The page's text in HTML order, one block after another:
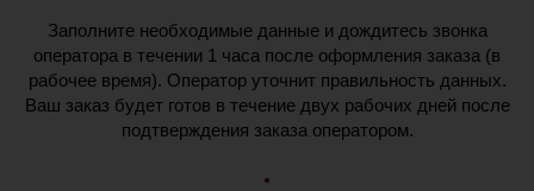
Заполните необходимые данные и дождитесь звонка
оператора в течении 1 часа после оформления заказа (в
рабочее время). Оператор уточнит правильность данных.
Ваш заказ будет готов в течение двух рабочих дней после
подтверждения заказа оператором.